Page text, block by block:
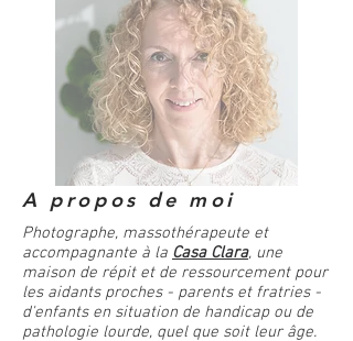
A propos de moi
Photographe, massothérapeute et
accompagnante à la Casa Clara, une
maison de répit et de ressourcement pour
les aidants proches - parents et fratries -
d'enfants en situation de handicap ou de
pathologie lourde, quel que soit leur âge.